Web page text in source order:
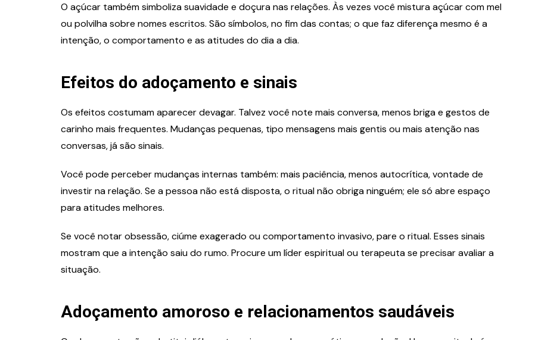
O açúcar também simboliza suavidade e doçura nas relações. Às vezes você mistura açúcar com mel
ou polvilha sobre nomes escritos. São símbolos, no fim das contas; o que faz diferença mesmo é a
intenção, o comportamento e as atitudes do dia a dia.
Efeitos do adoçamento e sinais
Os efeitos costumam aparecer devagar. Talvez você note mais conversa, menos briga e gestos de
carinho mais frequentes. Mudanças pequenas, tipo mensagens mais gentis ou mais atenção nas
conversas, já são sinais.
Você pode perceber mudanças internas também: mais paciência, menos autocrítica, vontade de
investir na relação. Se a pessoa não está disposta, o ritual não obriga ninguém; ele só abre espaço
para atitudes melhores.
Se você notar obsessão, ciúme exagerado ou comportamento invasivo, pare o ritual. Esses sinais
mostram que a intenção saiu do rumo. Procure um líder espiritual ou terapeuta se precisar avaliar a
situação.
Adoçamento amoroso e relacionamentos saudáveis